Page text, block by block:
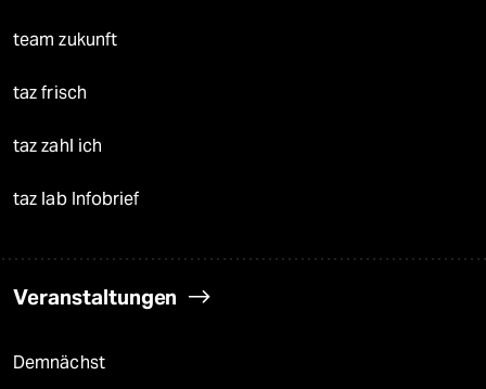
team zukunft
taz frisch
taz zahl ich
taz lab Infobrief
Veranstaltungen
Demnächst